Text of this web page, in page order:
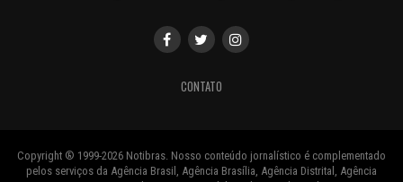
CONTATO
Copyright ® 1999-2026 Notibras. Nosso conteúdo jornalístico é complementado
pelos serviços da Agência Brasil, Agência Brasília, Agência Distrital, Agência